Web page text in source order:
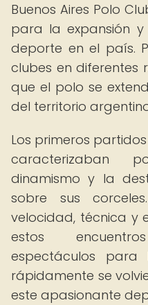
Buenos Aires Polo
para la expansión
deporte en el país.
clubes en diferentes
que el polo se
del territorio
Los primeros
caracterizaban
dinamismo y la
sobre sus
velocidad, técnica y
estos
espectáculos para
rápidamente se
este apasionante